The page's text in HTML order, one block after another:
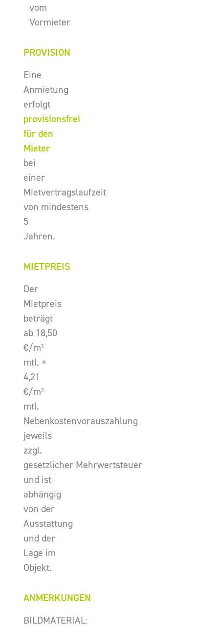
vom
Vormieter
PROVISION
Eine
Anmietung
erfolgt
provisionsfrei
für den
Mieter
bei
einer
Mietvertragslaufzeit
von mindestens
5
Jahren.
MIETPREIS
Der
Mietpreis
beträgt
ab 18,50
€/m²
mtl. +
4,21
€/m²
mtl.
Nebenkostenvorauszahlung
jeweils
zzgl.
gesetzlicher Mehrwertsteuer
und ist
abhängig
von der
Ausstattung
und der
Lage im
Objekt.
ANMERKUNGEN
BILDMATERIAL: